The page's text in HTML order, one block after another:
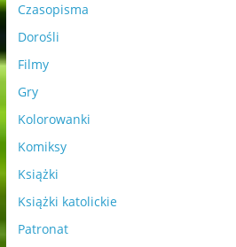
Czasopisma
Dorośli
Filmy
Gry
Kolorowanki
Komiksy
Książki
Książki katolickie
Patronat